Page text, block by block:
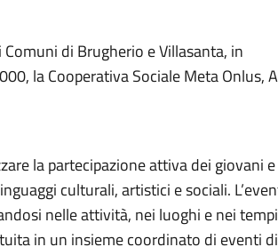
Comuni di Brugherio e Villasanta, in
la Cooperativa Sociale Meta Onlus,
la partecipazione attiva dei giovani
culturali, artistici e sociali.
nelle attività, nei luoghi e nei
in un insieme coordinato di eventi di